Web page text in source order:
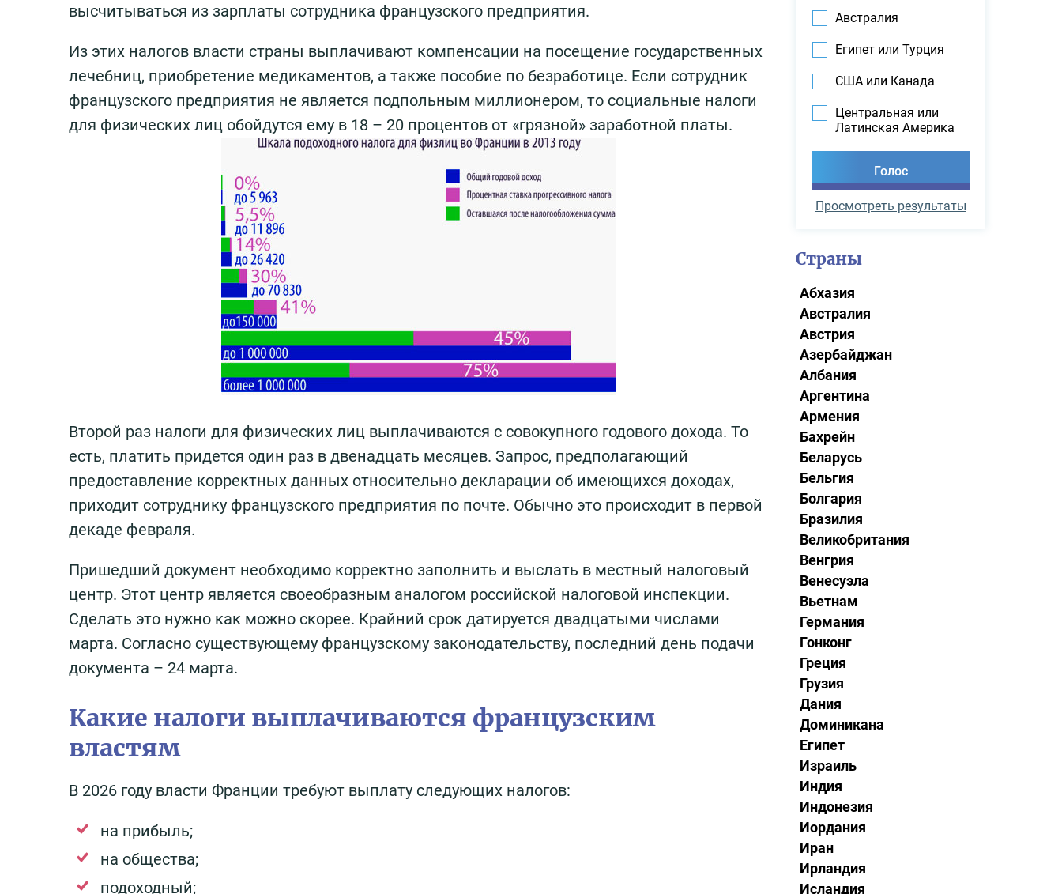
высчитываться из зарплаты сотрудника французского предприятия.
Из этих налогов власти страны выплачивают компенсации на посещение государственных
лечебниц, приобретение медикаментов, а также пособие по безработице. Если сотрудник
французского предприятия не является подпольным миллионером, то социальные налоги
для физических лиц обойдутся ему в 18 – 20 процентов от «грязной» заработной платы.
Второй раз налоги для физических лиц выплачиваются с совокупного годового дохода. То
есть, платить придется один раз в двенадцать месяцев. Запрос, предполагающий
предоставление корректных данных относительно декларации об имеющихся доходах,
приходит сотруднику французского предприятия по почте. Обычно это происходит в первой
декаде февраля.
Пришедший документ необходимо корректно заполнить и выслать в местный налоговый
центр. Этот центр является своеобразным аналогом российской налоговой инспекции.
Сделать это нужно как можно скорее. Крайний срок датируется двадцатыми числами
марта. Согласно существующему французскому законодательству, последний день подачи
документа – 24 марта.
Какие налоги выплачиваются французским
властям
В 2026 году власти Франции требуют выплату следующих налогов:
на прибыль;
на общества;
подоходный;
Австралия
Египет или Турция
США или Канада
Центральная или
Латинская Америка
Просмотреть результаты
Страны
Абхазия
Австралия
Австрия
Азербайджан
Албания
Аргентина
Армения
Бахрейн
Беларусь
Бельгия
Болгария
Бразилия
Великобритания
Венгрия
Венесуэла
Вьетнам
Германия
Гонконг
Греция
Грузия
Дания
Доминикана
Египет
Израиль
Индия
Индонезия
Иордания
Иран
Ирландия
Исландия